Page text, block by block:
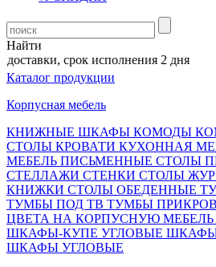
Найти
срок исполнения 2 дня
Каталог продукции
Корпусная мебель
КНИЖНЫЕ ШКАФЫ КОМОДЫ
СТОЛЫ КРОВАТИ КУХОННАЯ
МЕБЕЛЬ ПИСЬМЕННЫЕ СТОЛЫ
СТЕЛЛАЖИ СТЕНКИ СТОЛЫ
КНИЖКИ СТОЛЫ ОБЕДЕННЫЕ
ТУМБЫ ПОД ТВ ТУМБЫ
ЦВЕТА НА КОРПУСНУЮ МЕБЕЛЬ
ШКАФЫ-КУПЕ УГЛОВЫЕ
ШКАФЫ УГЛОВЫЕ